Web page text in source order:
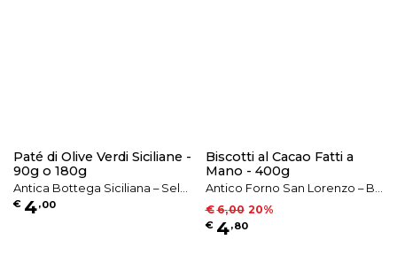
Paté di Olive Verdi Siciliane -
90g o 180g
Antica Bottega Siciliana – Sele
zione di Prodotti Tipici Siciliani
€ 4,00
Biscotti al Cacao Fatti a
Mano - 400g
Antico Forno San Lorenzo – Bis
cotti Artigianali Fatti a Mano
€ 6,00 20%
€ 4,80